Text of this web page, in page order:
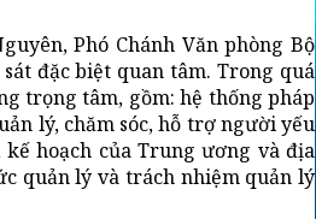
Phó Chánh Văn phòng Bộ
đặc biệt quan tâm. Trong quá
trọng tâm, gồm: hệ thống pháp
lý, chăm sóc, hỗ trợ người yếu
hoạch của Trung ương và địa
quản lý và trách nhiệm quản lý